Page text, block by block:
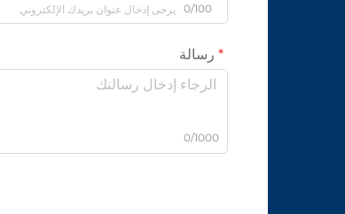
0/100
رسالة
0/1000